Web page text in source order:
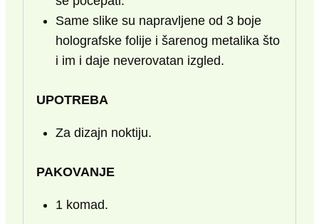
Same slike su napravljene od 3 boje
holografske folije i šarenog metalika što
i im i daje neverovatan izgled.
UPOTREBA
Za dizajn noktiju.
PAKOVANJE
1 komad.